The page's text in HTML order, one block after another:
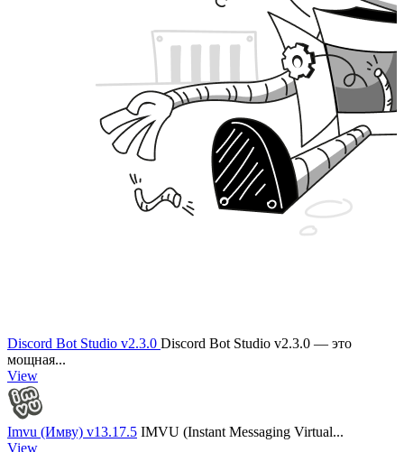
Discord Bot Studio v2.3.0 Discord Bot Studio v2.3.0 — это
мощная...
View
Imvu (Имву) v13.17.5 IMVU (Instant Messaging Virtual...
View